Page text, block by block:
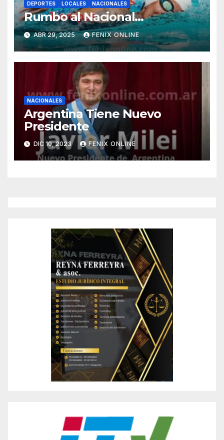
DEPORTES LOCALES NACIONALES
Rumbo al Nacional…
ABR 29, 2025 FENIX ONLINE
NACIONALES
Argentina Tiene Nuevo
Presidente
DIC 10, 2023 FENIX ONLINE